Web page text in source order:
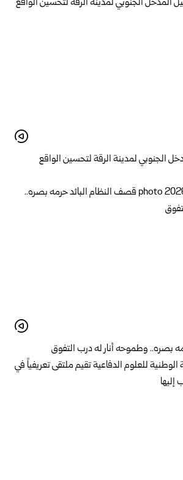
الجنوبي لمدينة الرقة لتحسين الواقع
بصره.. وطموحه أنار له درب التفوق